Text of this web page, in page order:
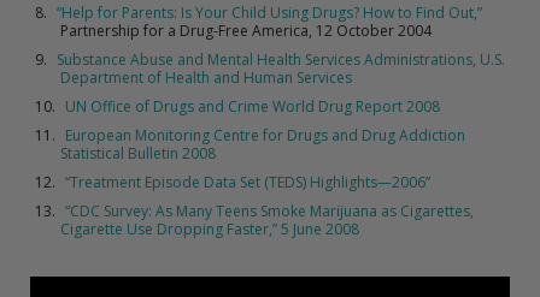
“Help for Parents: Is Your Child Using Drugs? How to Find Out,”
Partnership for a Drug-Free America, 12 October 2004
Substance Abuse and Mental Health Services Administrations, U.S.
Department of Health and Human Services
UN Office of Drugs and Crime World Drug Report 2008
European Monitoring Centre for Drugs and Drug Addiction
Statistical Bulletin 2008
“Treatment Episode Data Set (TEDS) Highlights—2006”
“CDC Survey: As Many Teens Smoke Marijuana as Cigarettes,
Cigarette Use Dropping Faster,” 5 June 2008